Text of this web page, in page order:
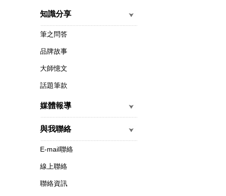
知識分享
筆之問答
品牌故事
大師憶文
話題筆款
媒體報導
與我聯絡
E-mail聯絡
線上聯絡
聯絡資訊